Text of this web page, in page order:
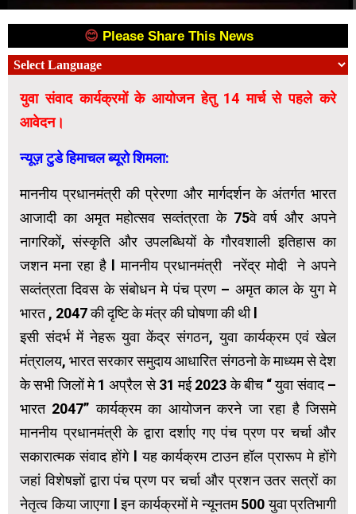
😊 Please Share This News
युवा संवाद कार्यक्रमों के आयोजन हेतु 14 मार्च से पहले करे
आवेदन।
न्यूज़ टुडे हिमाचल ब्यूरो शिमला:
माननीय प्रधानमंत्री की प्रेरणा और मार्गदर्शन के अंतर्गत भारत
आजादी का अमृत महोत्सव सव्तंत्रता के 75वे वर्ष और अपने
नागरिकों, संस्कृति और उपलब्धियों के गौरवशाली इतिहास का
जशन मना रहा है l माननीय प्रधानमंत्री नरेंद्र मोदी ने अपने
सव्तंत्रता दिवस के संबोधन मे पंच प्रण – अमृत काल के युग मे
भारत , 2047 की दृष्टि के मंत्र की घोषणा की थी l
इसी संदर्भ में नेहरू युवा केंद्र संगठन, युवा कार्यक्रम एवं खेल
मंत्रालय, भारत सरकार समुदाय आधारित संगठनो के माध्यम से देश
के सभी जिलों मे 1 अप्रैल से 31 मई 2023 के बीच “ युवा संवाद –
भारत 2047” कार्यक्रम का आयोजन करने जा रहा है जिसमे
माननीय प्रधानमंत्री के द्वारा दर्शाए गए पंच प्रण पर चर्चा और
सकारात्मक संवाद होंगे l यह कार्यक्रम टाउन हॉल प्रारूप मे होंगे
जहां विशेषज्ञों द्वारा पंच प्रण पर चर्चा और प्रशन उतर सत्रों का
नेतृत्व किया जाएगा l इन कार्यक्रमों मे न्यूनतम 500 युवा प्रतिभागी